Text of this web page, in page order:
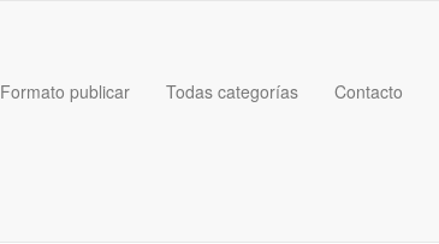
Formato publicar Todas categorías Contacto